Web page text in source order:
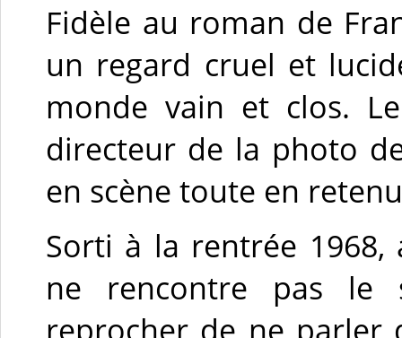
Fidèle au roman de
un regard cruel et
monde vain et clos.
directeur de la photo
en scène toute en
Sorti à la rentrée
ne rencontre pas le
reprocher de ne parler